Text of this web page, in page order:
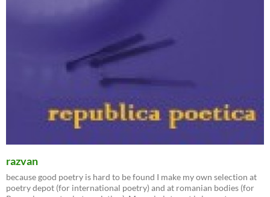
razvan
because good poetry is hard to be found I make my own selection at
poetry depot (for international poetry) and at romanian bodies (for